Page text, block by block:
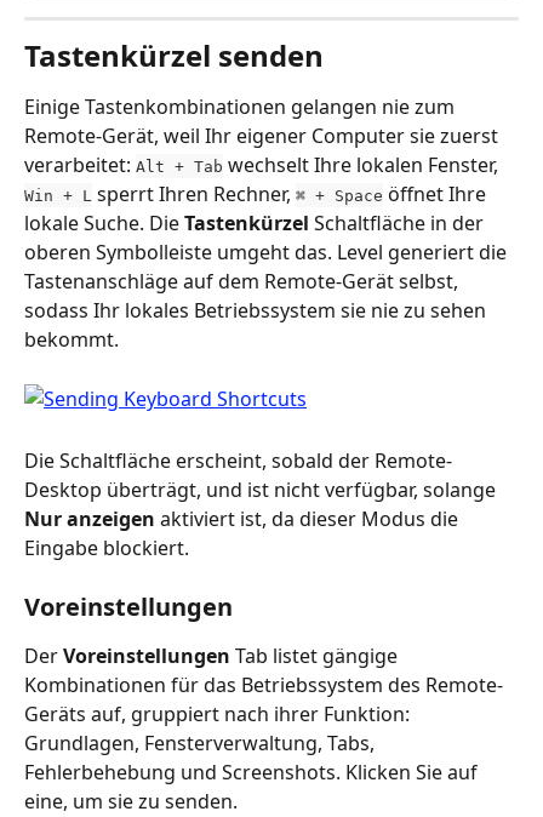
Tastenkürzel senden
Einige Tastenkombinationen gelangen nie zum
Remote-Gerät, weil Ihr eigener Computer sie zuerst
verarbeitet: Alt + Tab wechselt Ihre lokalen Fenster,
Win + L sperrt Ihren Rechner, ⌘ + Space öffnet Ihre
lokale Suche. Die Tastenkürzel Schaltfläche in der
oberen Symbolleiste umgeht das. Level generiert die
Tastenanschläge auf dem Remote-Gerät selbst,
sodass Ihr lokales Betriebssystem sie nie zu sehen
bekommt.
Die Schaltfläche erscheint, sobald der Remote-
Desktop überträgt, und ist nicht verfügbar, solange
Nur anzeigen aktiviert ist, da dieser Modus die
Eingabe blockiert.
Voreinstellungen
Der Voreinstellungen Tab listet gängige
Kombinationen für das Betriebssystem des Remote-
Geräts auf, gruppiert nach ihrer Funktion:
Grundlagen, Fensterverwaltung, Tabs,
Fehlerbehebung und Screenshots. Klicken Sie auf
eine, um sie zu senden.